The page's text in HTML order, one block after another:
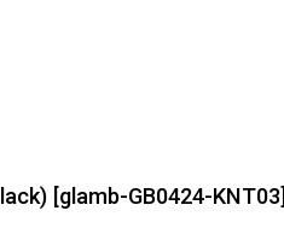
[glamb-GB0424-KNT03]